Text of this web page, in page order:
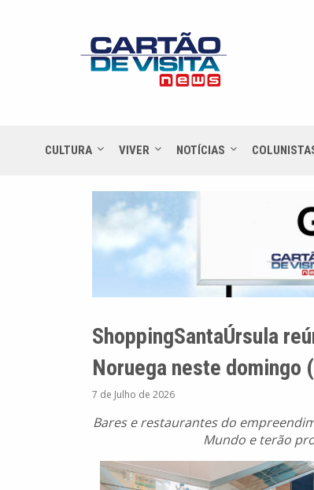
CULTURA VIVER NOTÍCIAS
ShoppingSantaÚrsula
Noruega neste domingo
7 de Julho de 2026
Bares e restaurantes do
Mundo e terão